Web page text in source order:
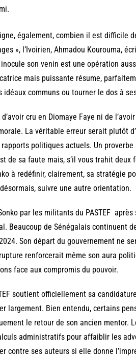
également, combien il est difficile
», l’Ivoirien, Ahmadou Kourouma,
son venin est une opération
mais puissante résume,
communs ou tourner le dos à
cru en Diomaye Faye ni de
La véritable erreur serait plutôt
politiques actuels. Un proverbe
de sa faute mais, s’il vous trahit deux
à redéfinir, clairement, sa stratégie
suivre une autre orientation.
par les militants du PASTEF
Beaucoup de Sénégalais continuent
Son départ du gouvernement ne
renforcerait même son aura
face aux compromis du pouvoir.
soutient officiellement sa
largement. Bien entendu, certains
le retour de son ancien mentor.
administratifs pour affaiblir les
ses auteurs si elle donne